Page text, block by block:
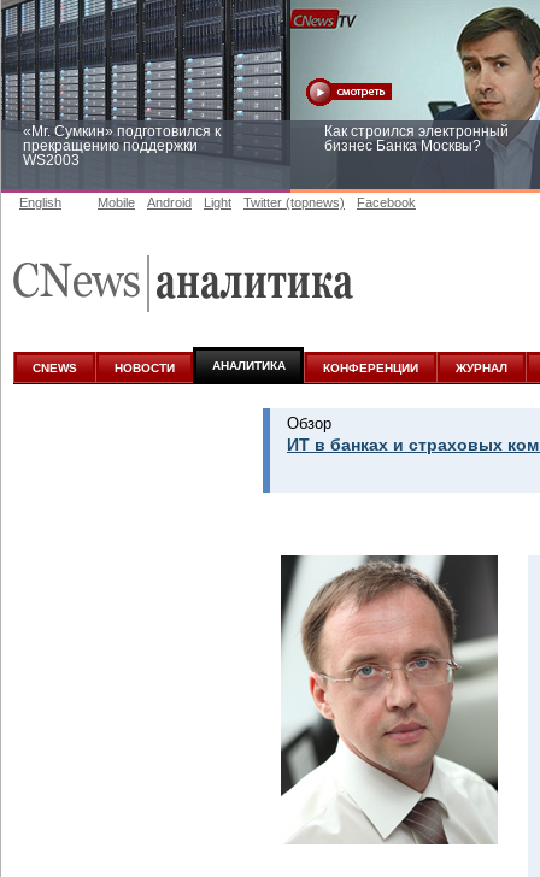
«Mr. Сумкин» подготовился к
прекращению поддержки
WS2003
Как строился электронный
бизнес Банка Москвы?
аналитике
English Mobile Android Light Twitter (topnews) Facebook
CNEWS НОВОСТИ АНАЛИТИКА КОНФЕРЕНЦИИ ЖУРНАЛ
Обзор
ИТ в банках и страховых